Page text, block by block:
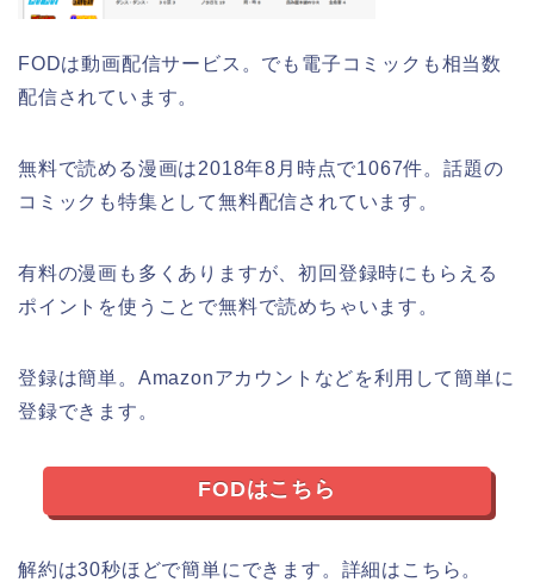
FODは動画配信サービス。でも電子コミックも相当数
配信されています。
無料で読める漫画は2018年8月時点で1067件。話題の
コミックも特集として無料配信されています。
有料の漫画も多くありますが、初回登録時にもらえる
ポイントを使うことで無料で読めちゃいます。
登録は簡単。Amazonアカウントなどを利用して簡単に
登録できます。
FODはこちら
解約は30秒ほどで簡単にできます。詳細はこちら。